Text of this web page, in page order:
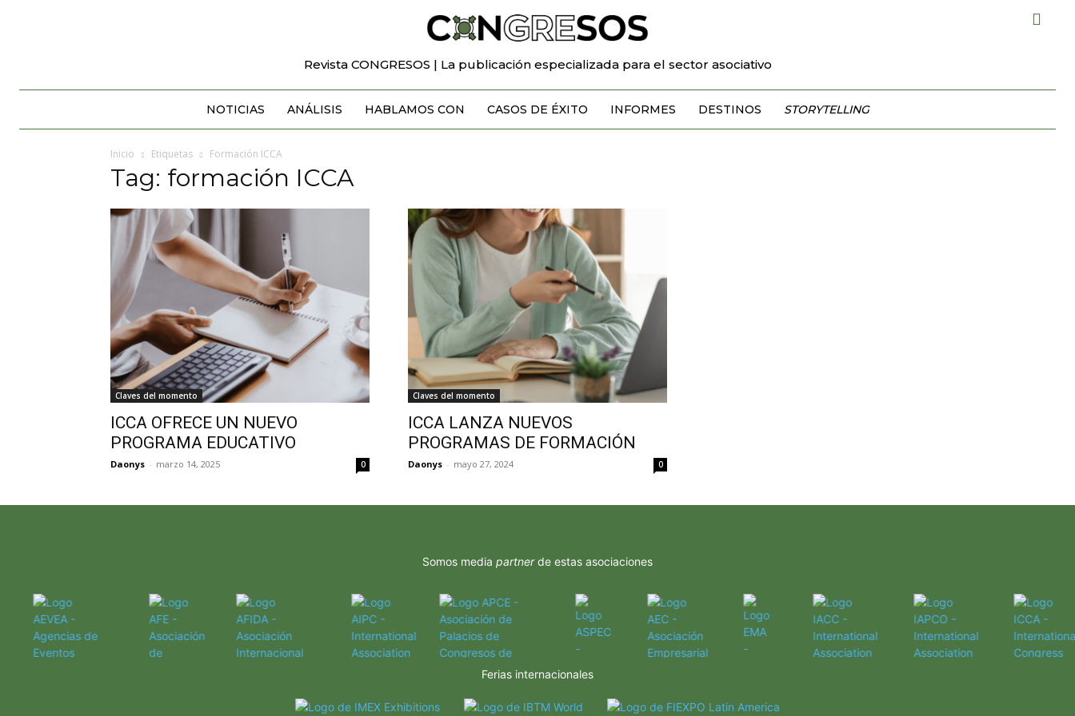
Revista CONGRESOS | La publicación especializada para el sector asociativo
NOTICIAS ANÁLISIS HABLAMOS CON CASOS DE ÉXITO INFORMES DESTINOS STORYTELLING
Inicio Etiquetas Formación ICCA
Tag: formación ICCA
Claves del momento
ICCA OFRECE UN NUEVO
PROGRAMA EDUCATIVO
Daonys - marzo 14, 2025 0
Claves del momento
ICCA LANZA NUEVOS
PROGRAMAS DE FORMACIÓN
Daonys - mayo 27, 2024 0
Somos media partnerde estas asociaciones
Ferias internacionales